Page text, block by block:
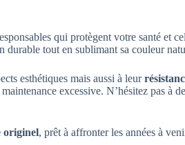
qui protègent votre santé et
durable tout en sublimant sa couleur
esthétiques mais aussi à leur
excessive. N’hésitez pas à
originel, prêt à affronter les années à